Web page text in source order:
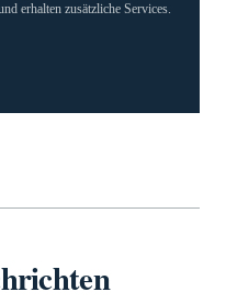
erhalten zusätzliche Services.